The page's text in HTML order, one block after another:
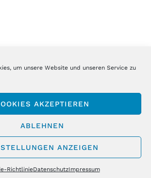
um unsere Website und unseren Service zu
AKZEPTIEREN
ABLEHNEN
ANZEIGEN
RichtlinieDatenschutzImpressum
& Co. KG